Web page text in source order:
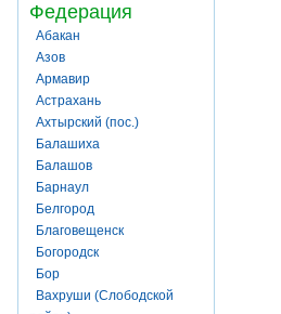
Федерация
Абакан
Азов
Армавир
Астрахань
Ахтырский (пос.)
Балашиха
Балашов
Барнаул
Белгород
Благовещенск
Богородск
Бор
Вахруши (Слободской